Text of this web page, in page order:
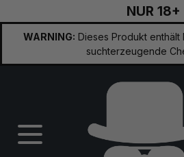
NUR 18+
WARNING: Dieses Produkt enthält
suchterzeugende